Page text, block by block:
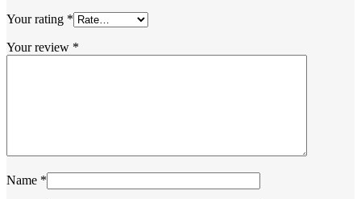
Your rating *
Your review *
Name *